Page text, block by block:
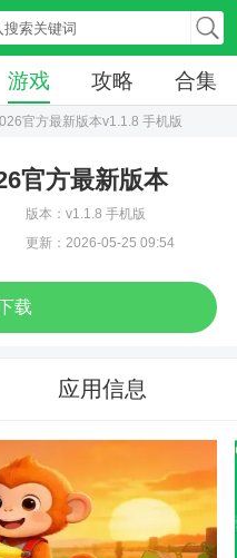
游戏 攻略 合集
官方最新版本v1.1.8 手机版
官方最新版本
版本：v1.1.8 手机版
更新：2026-05-25 09:54
载
应用信息